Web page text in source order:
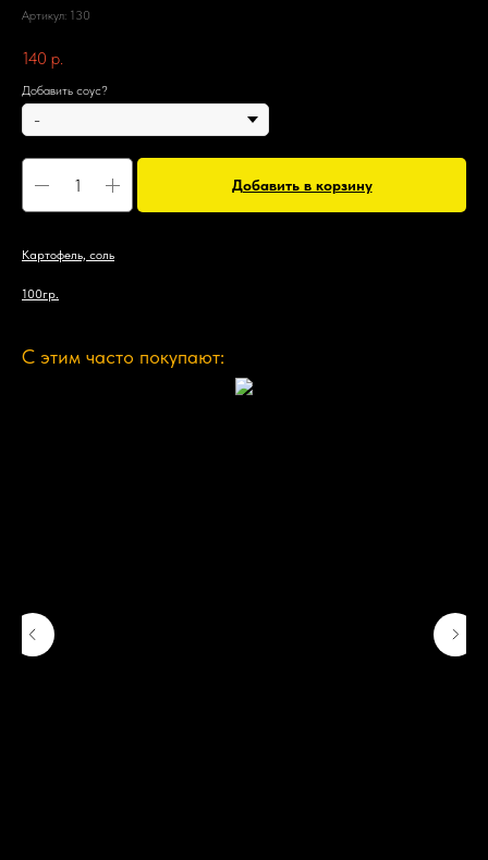
Артикул: 130
140 р.
Добавить соус?
Добавить в корзину
Картофель, соль
100гр.
С этим часто покупают: